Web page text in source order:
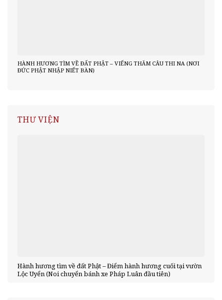
HÀNH HƯƠNG TÌM VỀ ĐẤT PHẬT – VIẾNG THĂM CÂU THI NA (NƠI
ĐỨC PHẬT NHẬP NIẾT BÀN)
THƯ VIỆN
Hành hương tìm về đất Phật – Điểm hành hương cuối tại vườn
Lộc Uyển (Noi chuyển bánh xe Pháp Luân đầu tiên)